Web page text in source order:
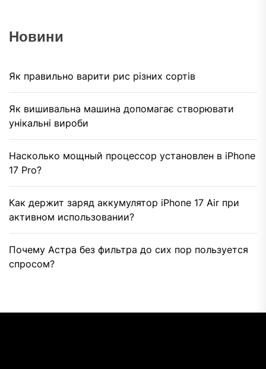
Новини
Як правильно варити рис різних сортів
Як вишивальна машина допомагає створювати
унікальні вироби
Насколько мощный процессор установлен в iPhone
17 Pro?
Как держит заряд аккумулятор iPhone 17 Air при
активном использовании?
Почему Астра без фильтра до сих пор пользуется
спросом?